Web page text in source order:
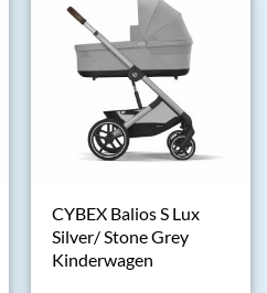
CYBEX Balios S Lux
Silver/ Stone Grey
Kinderwagen